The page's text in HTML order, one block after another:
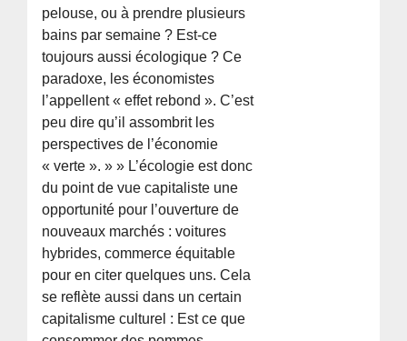
pelouse, ou à prendre plusieurs
bains par semaine ? Est-ce
toujours aussi écologique ? Ce
paradoxe, les économistes
l’appellent « effet rebond ». C’est
peu dire qu’il assombrit les
perspectives de l’économie
« verte ». » » L’écologie est donc
du point de vue capitaliste une
opportunité pour l’ouverture de
nouveaux marchés : voitures
hybrides, commerce équitable
pour en citer quelques uns. Cela
se reflète aussi dans un certain
capitalisme culturel : Est ce que